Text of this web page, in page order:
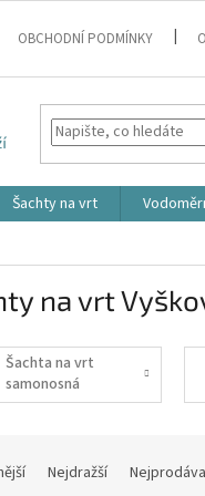
OBCHODNÍ PODMÍNKY
Šachty na vrt
na vrt
Šachta na vrt
samonosná
Nejdražší